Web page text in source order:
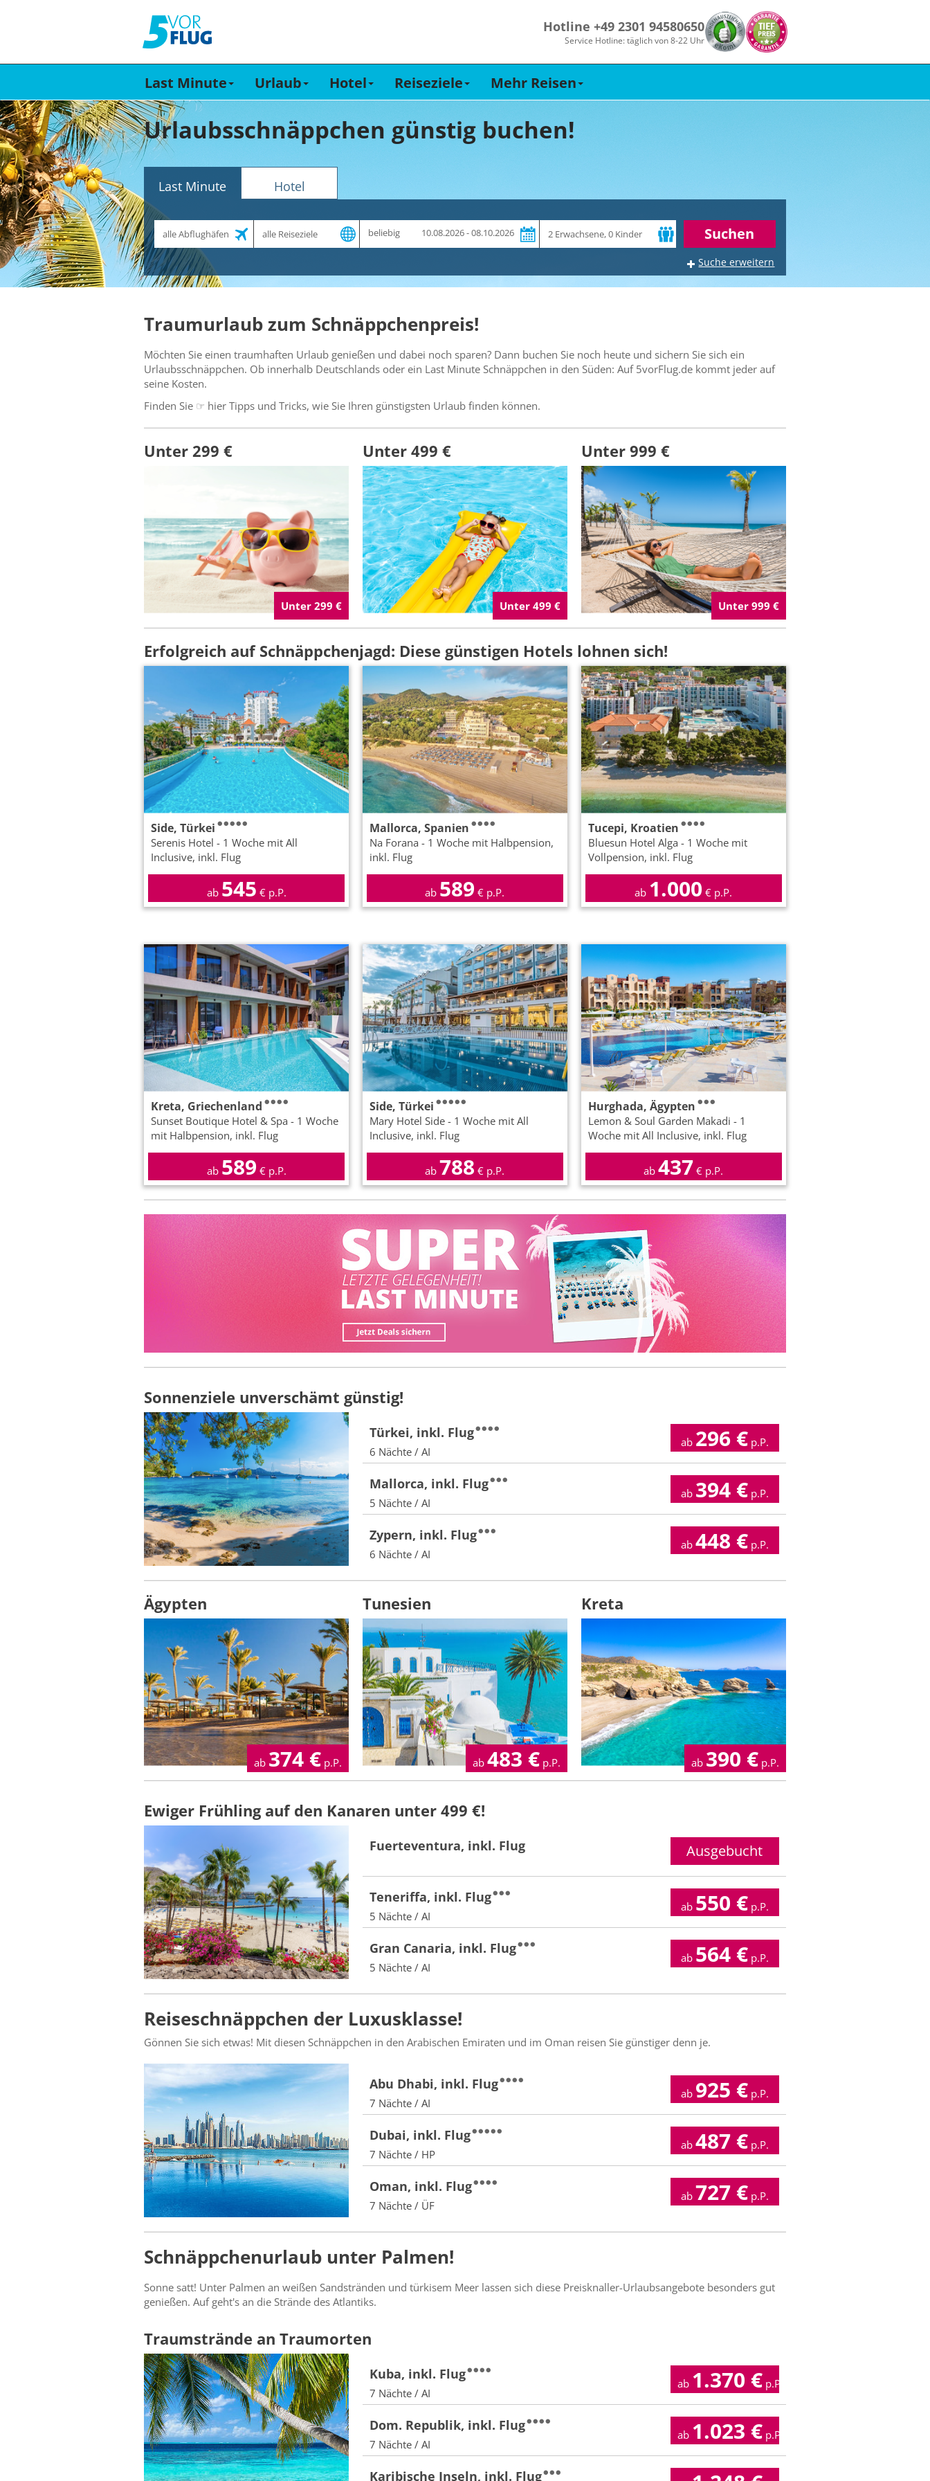
Hotline +49 2301 94580650
Service Hotline: täglich von 8-22 Uhr
Last Minute Urlaub Hotel Reiseziele Mehr Reisen
Urlaubsschnäppchen günstig buchen!
Last Minute Hotel
Abflughafen
Zeitraum
beliebig 10.08.2026 - 08.10.2026 Suchen
Suche erweitern
Traumurlaub zum Schnäppchenpreis!
Möchten Sie einen traumhaften Urlaub genießen und dabei noch sparen? Dann buchen Sie noch heute und sichern Sie sich ein
Urlaubsschnäppchen. Ob innerhalb Deutschlands oder ein Last Minute Schnäppchen in den Süden: Auf 5vorFlug.de kommt jeder auf
seine Kosten.
Finden Sie ☞ hier Tipps und Tricks, wie Sie Ihren günstigsten Urlaub finden können.
Unter 299 €
Unter 299 €
Unter 499 €
Unter 499 €
Unter 999 €
Unter 999 €
Erfolgreich auf Schnäppchenjagd: Diese günstigen Hotels lohnen sich!
Side, Türkei
Serenis Hotel - 1 Woche mit All
Inclusive, inkl. Flug
ab 545 € p.P.
Mallorca, Spanien
Na Forana - 1 Woche mit Halbpension,
inkl. Flug
ab 589 € p.P.
Tucepi, Kroatien
Bluesun Hotel Alga - 1 Woche mit
Vollpension, inkl. Flug
ab 1.000 € p.P.
Kreta, Griechenland
Sunset Boutique Hotel & Spa - 1 Woche
mit Halbpension, inkl. Flug
ab 589 € p.P.
Side, Türkei
Mary Hotel Side - 1 Woche mit All
Inclusive, inkl. Flug
ab 788 € p.P.
Hurghada, Ägypten
Lemon & Soul Garden Makadi - 1
Woche mit All Inclusive, inkl. Flug
ab437 € p.P.
Sonnenziele unverschämt günstig!
Türkei, inkl. Flug
6 Nächte / AI
ab 296€ p.P.
Mallorca, inkl. Flug
5 Nächte / AI
ab 394€ p.P.
Zypern, inkl. Flug
6 Nächte / AI
ab 448 € p.P.
Ägypten
ab 374€ p.P.
Tunesien
ab 483 € p.P.
Kreta
ab 390 € p.P.
Ewiger Frühling auf den Kanaren unter 499 €!
Fuerteventura, inkl. Flug
Teneriffa, inkl. Flug
5 Nächte / AI
ab 550 € p.P.
Gran Canaria, inkl. Flug
5 Nächte / AI
ab 564€ p.P.
Reiseschnäppchen der Luxusklasse!
Gönnen Sie sich etwas! Mit diesen Schnäppchen in den Arabischen Emiraten und im Oman reisen Sie günstiger denn je.
Abu Dhabi, inkl. Flug
7 Nächte / AI
ab 925 € p.P.
Dubai, inkl. Flug
7 Nächte / HP
ab 487€ p.P.
Oman, inkl. Flug
7 Nächte / ÜF
ab 727€ p.P.
Schnäppchenurlaub unter Palmen!
Sonne satt! Unter Palmen an weißen Sandstränden und türkisem Meer lassen sich diese Preisknaller-Urlaubsangebote besonders gut
genießen. Auf geht's an die Strände des Atlantiks.
Traumstrände an Traumorten
Kuba, inkl. Flug
7 Nächte / AI
ab 1.370 € p.P.
Dom. Republik, inkl. Flug
7 Nächte / AI
ab 1.023 € p.P.
Karibische Inseln, inkl. Flug